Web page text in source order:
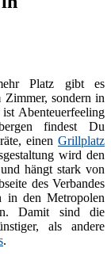
Platz gibt es
sondern in
Abenteuerfeeling
findest Du
einen Grillplatz
wird den
hängt stark von
des Verbandes
in den Metropolen
Damit sind die
als andere
.